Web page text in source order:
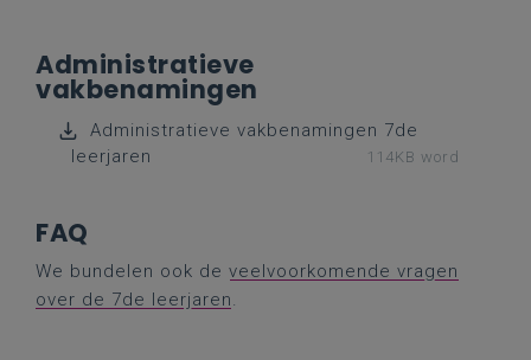
Administratieve
vakbenamingen
Administratieve vakbenamingen 7de
leerjaren
114KB word
FAQ
We bundelen ook de veelvoorkomende vragen
over de 7de leerjaren.